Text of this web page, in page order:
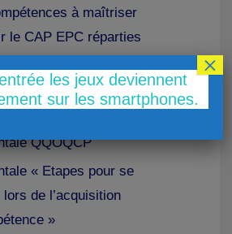
à maîtriser
le CAP EPC réparties
PFMP : Se souvenir
être fait.
QQOQCP
« Etapes pour se
de l’acquisition
»
les jeux deviennent
sur les smartphones.
×